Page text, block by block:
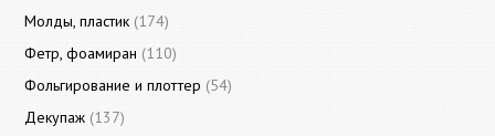
Молды, пластик (174)
Фетр, фоамиран (110)
Фольгирование и плоттер (54)
Декупаж (137)